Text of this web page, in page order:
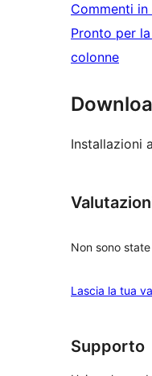
Commenti in
Pronto per
colonne
Installazioni
Non sono
Lascia la tua
Supporto